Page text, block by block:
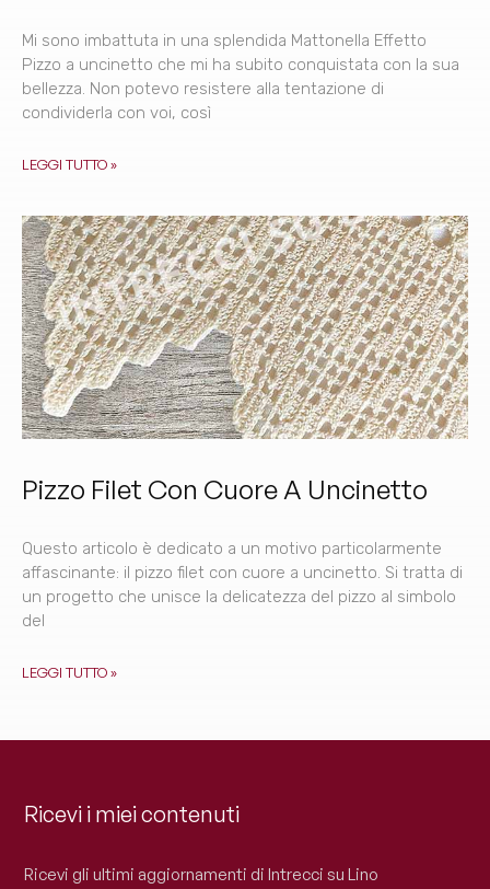
Mi sono imbattuta in una splendida Mattonella Effetto
Pizzo a uncinetto che mi ha subito conquistata con la sua
bellezza. Non potevo resistere alla tentazione di
condividerla con voi, così
LEGGI TUTTO »
Pizzo Filet Con Cuore A Uncinetto
Questo articolo è dedicato a un motivo particolarmente
affascinante: il pizzo filet con cuore a uncinetto. Si tratta di
un progetto che unisce la delicatezza del pizzo al simbolo
del
LEGGI TUTTO »
Ricevi i miei contenuti
Ricevi gli ultimi aggiornamenti di Intrecci su Lino